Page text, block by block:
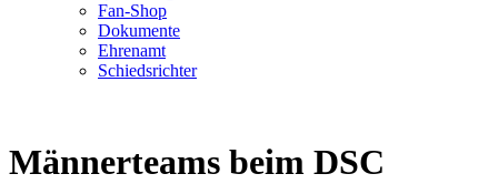
Fan-Shop
Dokumente
Ehrenamt
Schiedsrichter
Männerteams beim DSC